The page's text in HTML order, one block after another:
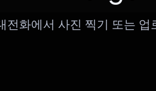
전화에서 사진 찍기 또는